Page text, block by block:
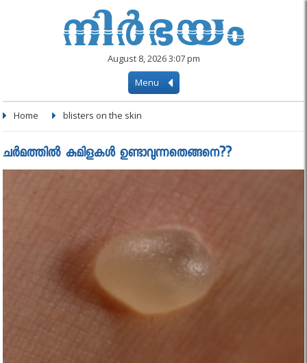
August 8, 2026 3:07 pm
Menu
Home blisters on the skin
ചര്‍മത്തിൽ കുമിളകള്‍ ഉണ്ടാവുന്നതെങ്ങനെ??